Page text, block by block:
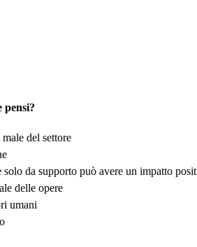
pensi?
del settore
da supporto può avere un impatto
delle opere
umani